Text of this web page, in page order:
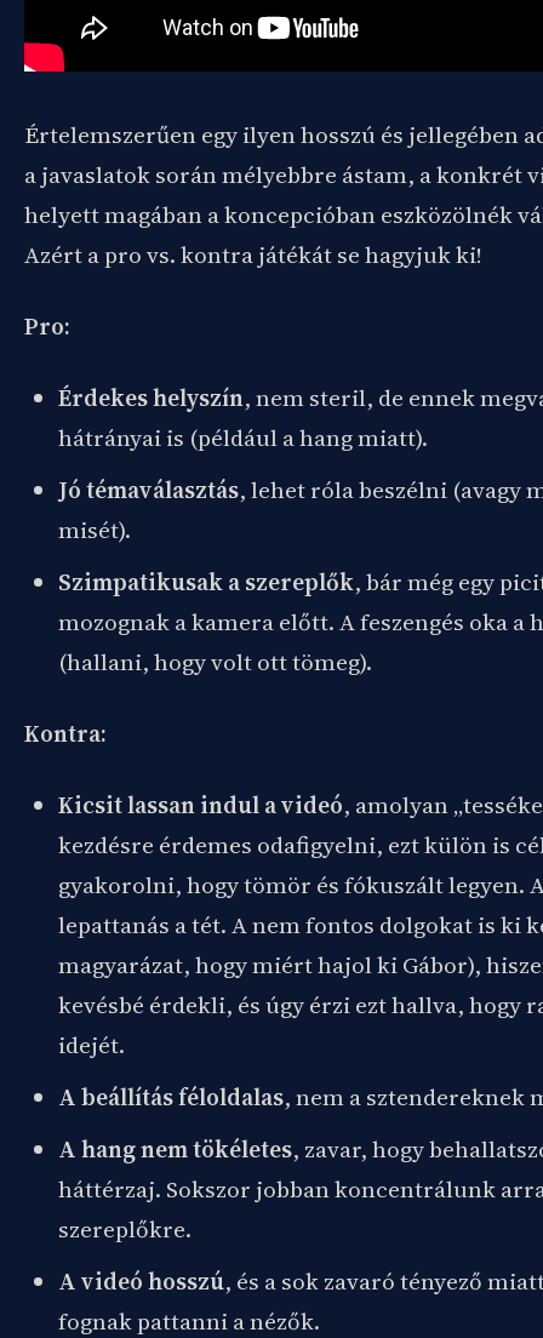
Értelemszerűen egy ilyen hosszú és jellegében
a javaslatok során mélyebbre ástam, a konkrét
helyett magában a koncepcióban eszközölnék
Azért a pro vs. kontra játékát se hagyjuk ki!
Pro:
Érdekes helyszín, nem steril, de ennek
hátrányai is (például a hang miatt).
Jó témaválasztás, lehet róla beszélni (avagy
misét).
Szimpatikusak a szereplők, bár még egy
mozognak a kamera előtt. A feszengés oka a
(hallani, hogy volt ott tömeg).
Kontra:
Kicsit lassan indul a videó, amolyan
kezdésre érdemes odafigyelni, ezt külön is
gyakorolni, hogy tömör és fókuszált legyen.
lepattanás a tét. A nem fontos dolgokat is ki
magyarázat, hogy miért hajol ki Gábor),
kevésbé érdekli, és úgy érzi ezt hallva, hogy
idejét.
A beállítás féloldalas, nem a sztendereknek
A hang nem tökéletes, zavar, hogy
háttérzaj. Sokszor jobban koncentrálunk
szereplőkre.
A videó hosszú, és a sok zavaró tényező
fognak pattanni a nézők.